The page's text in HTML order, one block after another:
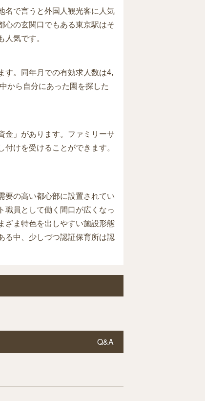
名で言うと外国人観光客に人気
心の玄関口でもある東京駅はそ
気です。
す。同年月での有効求人数は4,
から自分にあった園を探した
金」があります。ファミリーサ
けを受けることができます。
要の高い都心部に設置されてい
職員として働く間口が広くなっ
ざま特色を出しやすい施設形態
る中、少しづつ認証保育所は認
Q&A